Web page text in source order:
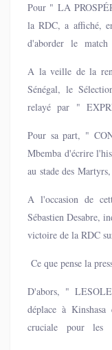
de territoire. Une
l’heure.
Pour " LA
la RDC, a affiché,
d'aborder le
ferveur, objectif la
A la veille de la
Sénégal, le
relayé par "
l'enjeu, le technicien
d'esprit de son
livrer un match
Pour sa part, "
Mbemba d'écrire
au stade des
territoire. Une
l’heure.
A l'occasion de
Sébastien Desabre,
victoire de la RDC
Ce que pense la
D'abors, "
déplace à
cruciale pour les